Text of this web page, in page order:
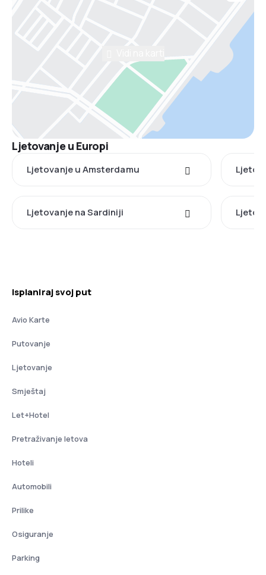
Ljetovanje u Europi
Ljetovanje u Amsterdamu
Ljetovanje na Sardiniji
Isplaniraj svoj put
Avio Karte
Putovanje
Ljetovanje
Smještaj
Let+Hotel
Pretraživanje letova
Hoteli
Automobili
Prilike
Osiguranje
Parking